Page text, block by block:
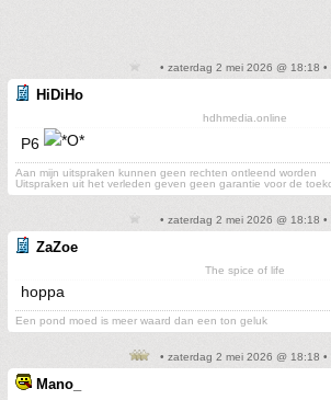
• zaterdag 2 mei 2026 @ 18:18 •
HiDiHo
hdhmedia.online
P6
Aan mijn uitspraken kunnen geen rechten ontleend worden
Uitspraken uit het verleden geven geen garantie voor de
• zaterdag 2 mei 2026 @ 18:18 •
ZaZoe
The spice of life
hoppa
Een pond moed is meer waard dan een ton geluk
• zaterdag 2 mei 2026 @ 18:18 •
Mano_